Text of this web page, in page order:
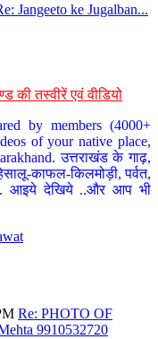
Jangeeto ke Jugalban...
की तस्वीरें एवं वीडियो
by members (4000+
of your native place,
उत्तराखंड के गाढ़,
काफल-किलमोड़ी, पर्वत,
आइये देखिये ..और आप भी
Re: PHOTO OF
9910532720